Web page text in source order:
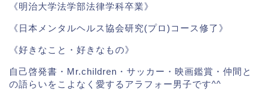
《明治大学法学部法律学科卒業》
《日本メンタルヘルス協会研究(プロ)コース修了》
《好きなこと・好きなもの》
自己啓発書・Mr.children・サッカー・映画鑑賞・仲間と
の語らいをこよなく愛するアラフォー男子です^^